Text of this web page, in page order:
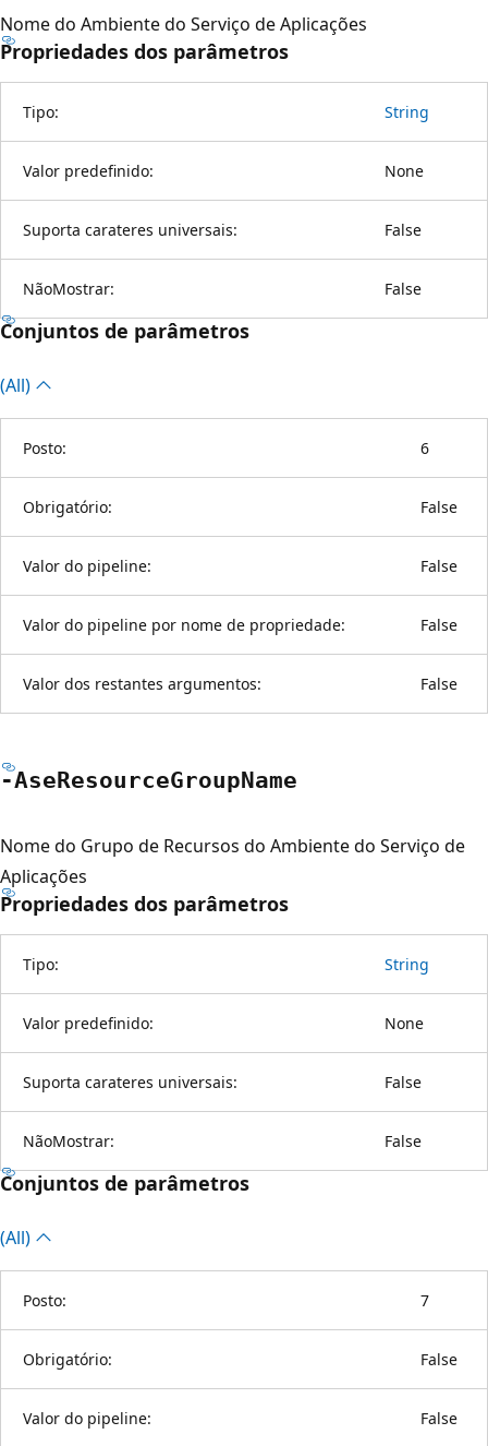
Nome do Ambiente do Serviço de Aplicações
Propriedades dos parâmetros
Tipo: String
Valor predefinido: None
Suporta carateres universais: False
NãoMostrar: False
Conjuntos de parâmetros
(All)
Posto: 6
Obrigatório: False
Valor do pipeline: False
Valor do pipeline por nome de propriedade: False
Valor dos restantes argumentos: False
-AseResourceGroupName
Nome do Grupo de Recursos do Ambiente do Serviço de
Aplicações
Propriedades dos parâmetros
Tipo: String
Valor predefinido: None
Suporta carateres universais: False
NãoMostrar: False
Conjuntos de parâmetros
(All)
Posto: 7
Obrigatório: False
Valor do pipeline: False